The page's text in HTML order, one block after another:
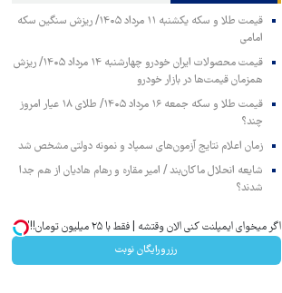
قیمت طلا و سکه یکشنبه ۱۱ مرداد ۱۴۰۵/ ریزش سنگین سکه
امامی
قیمت محصولات ایران خودرو چهارشنبه ۱۴ مرداد ۱۴۰۵/ ریزش
همزمان قیمت‌ها در بازار خودرو
قیمت طلا و سکه جمعه ۱۶ مرداد ۱۴۰۵/ طلای ۱۸ عیار امروز
چند؟
زمان اعلام نتایج آزمون‌های سمپاد و نمونه دولتی مشخص شد
شایعه انحلال ماکان‌بند / امیر مقاره و رهام هادیان از هم جدا
شدند؟
اگر میخوای ایمپلنت کنی الان وقتشه | فقط با ۲۵ میلیون تومان!!!
رزرورایگان نوبت